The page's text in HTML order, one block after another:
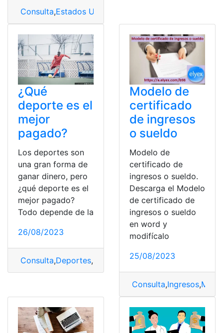
Consulta,Estados Unidos
¿Qué
deporte es el
mejor
pagado?
Los deportes son
una gran forma de
ganar dinero, pero
¿qué deporte es el
mejor pagado?
Todo depende de la
26/08/2023
Consulta,Deportes, Mejor pagado,sueldo
Modelo de
certificado
de ingresos
o sueldo
Modelo de
certificado de
ingresos o sueldo.
Descarga el Modelo
de certificado de
ingresos o sueldo
en word y
modifícalo
25/08/2023
Consulta,Ingresos,